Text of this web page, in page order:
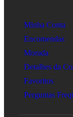
Minha Conta
Encomendas
Morada
Detalhes da
Favoritos
Perguntas